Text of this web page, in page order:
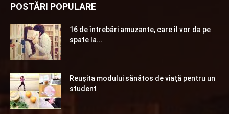
POSTĂRI POPULARE
16 de întrebări amuzante, care îl vor da pe
spate la...
Reuşita modului sănătos de viaţă pentru un
student